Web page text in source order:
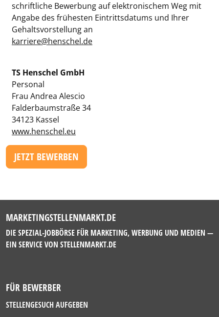
schriftliche Bewerbung auf elektronischem Weg mit
Angabe des frühesten Eintrittsdatums und Ihrer
Gehaltsvorstellung an
karriere@henschel.de
TS Henschel GmbH
Personal
Frau Andrea Alescio
Falderbaumstraße 34
34123 Kassel
www.henschel.eu
JETZT BEWERBEN
MARKETINGSTELLENMARKT.DE
DIE SPEZIAL-JOBBÖRSE FÜR MARKETING, WERBUNG UND MEDIEN —
EIN SERVICE VON STELLENMARKT.DE
FÜR BEWERBER
STELLENGESUCH AUFGEBEN